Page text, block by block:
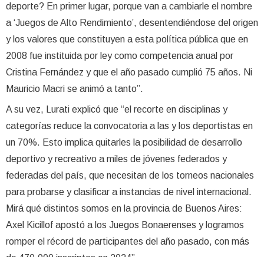
deporte? En primer lugar, porque van a cambiarle el nombre
a ‘Juegos de Alto Rendimiento’, desentendiéndose del origen
y los valores que constituyen a esta política pública que en
2008 fue instituida por ley como competencia anual por
Cristina Fernández y que el año pasado cumplió 75 años. Ni
Mauricio Macri se animó a tanto”.
A su vez, Lurati explicó que “el recorte en disciplinas y
categorías reduce la convocatoria a las y los deportistas en
un 70%. Esto implica quitarles la posibilidad de desarrollo
deportivo y recreativo a miles de jóvenes federados y
federadas del país, que necesitan de los torneos nacionales
para probarse y clasificar a instancias de nivel internacional.
Mirá qué distintos somos en la provincia de Buenos Aires:
Axel Kicillof apostó a los Juegos Bonaerenses y logramos
romper el récord de participantes del año pasado, con más